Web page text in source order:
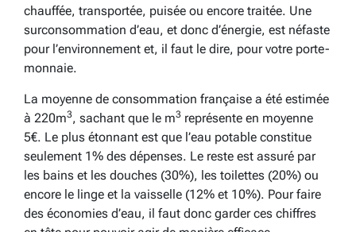
chauffée, transportée, puisée ou encore traitée. Une
surconsommation d’eau, et donc d’énergie, est néfaste
pour l’environnement et, il faut le dire, pour votre porte-
monnaie.
La moyenne de consommation française a été estimée
à 220m3, sachant que le m3 représente en moyenne
5€. Le plus étonnant est que l’eau potable constitue
seulement 1% des dépenses. Le reste est assuré par
les bains et les douches (30%), les toilettes (20%) ou
encore le linge et la vaisselle (12% et 10%). Pour faire
des économies d’eau, il faut donc garder ces chiffres